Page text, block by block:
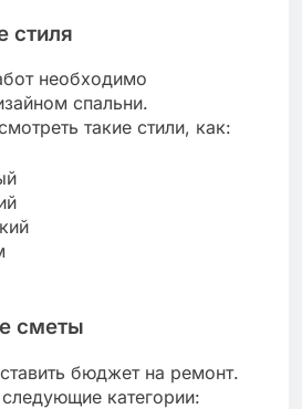
стиля
необходимо
спальни.
такие стили, как:
сметы
бюджет на ремонт.
категории: